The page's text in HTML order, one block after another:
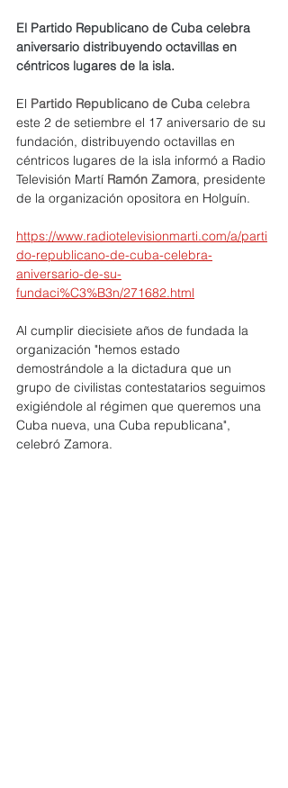
El Partido Republicano de Cuba celebra
aniversario distribuyendo octavillas en
céntricos lugares de la isla.
El Partido Republicano de Cuba celebra
este 2 de setiembre el 17 aniversario de su
fundación, distribuyendo octavillas en
céntricos lugares de la isla informó a Radio
Televisión Martí Ramón Zamora, presidente
de la organización opositora en Holguín.
https://www.radiotelevisionmarti.com/a/parti
do-republicano-de-cuba-celebra-
aniversario-de-su-
fundaci%C3%B3n/271682.html
Al cumplir diecisiete años de fundada la
organización "hemos estado
demostrándole a la dictadura que un
grupo de civilistas contestatarios seguimos
exigiéndole al régimen que queremos una
Cuba nueva, una Cuba republicana",
celebró Zamora.